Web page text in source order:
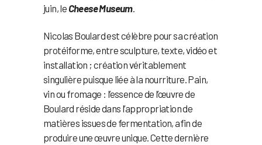
juin, le Cheese Museum.
Nicolas Boulard est célèbre pour sa création
protéiforme, entre sculpture, texte, vidéo et
installation ; création véritablement
singulière puisque liée à la nourriture. Pain,
vin ou fromage : l’essence de l’œuvre de
Boulard réside dans l’appropriation de
matières issues de fermentation, afin de
produire une œuvre unique. Cette dernière